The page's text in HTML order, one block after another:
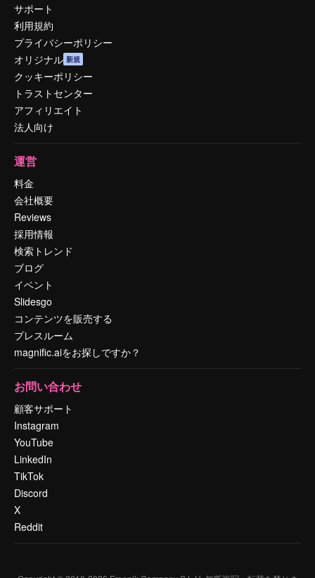
サポート
利用規約
プライバシーポリシー
オリジナル 新規
クッキーポリシー
トラストセンター
アフィリエイト
法人向け
運営
料金
会社概要
Reviews
採用情報
検索トレンド
ブログ
イベント
Slidesgo
コンテンツを販売する
プレスルーム
magnific.aiをお探しですか？
お問い合わせ
顧客サポート
Instagram
YouTube
LinkedIn
TikTok
Discord
X
Reddit